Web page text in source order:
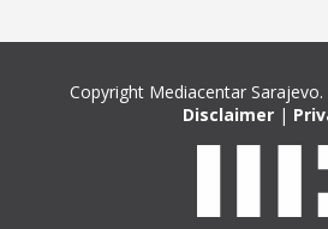
Copyright Mediacentar Sarajevo.
Disclaimer |